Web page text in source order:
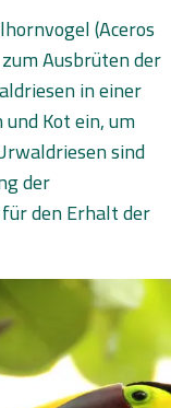
(Aceros
Ausbrüten der
in einer
Kot ein, um
sind
der
den Erhalt der